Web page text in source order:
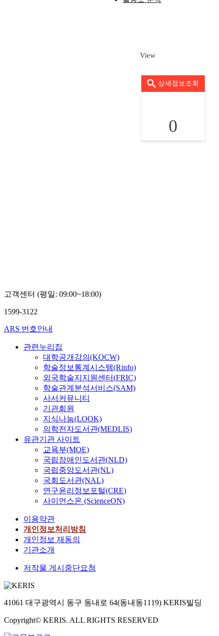
View
상세정보조회
0
고객센터 (평일: 09:00~18:00)
1599-3122
ARS 번호안내
관련누리집
대학공개강의(KOCW)
학술정보통계시스템(Rinfo)
외국학술지지원센터(FRIC)
학술관계분석서비스(SAM)
사서커뮤니티
기관회원
지식나눔(LOOK)
의학전자도서관(MEDLIS)
유관기관 사이트
교육부(MOE)
국립장애인도서관(NLD)
국립중앙도서관(NL)
국회도서관(NAL)
연구윤리정보포털(CRE)
사이언스온 (ScienceON)
이용약관
개인정보처리방침
개인정보 재동의
기관소개
저작물 게시중단요청
41061 대구광역시 동구 동내로 64(동내동1119) KERIS빌딩
Copyright© KERIS. ALL RIGHTS RESERVED